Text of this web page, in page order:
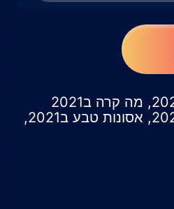
חידון טריוויה על שנת 2021, המאורעות של 2021, מה קרה ב2021
בפוליטיקה, בספורט, באירועים חשובים של 2021, אסונות טבע ב2021,